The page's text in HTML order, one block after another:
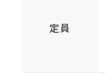
定員